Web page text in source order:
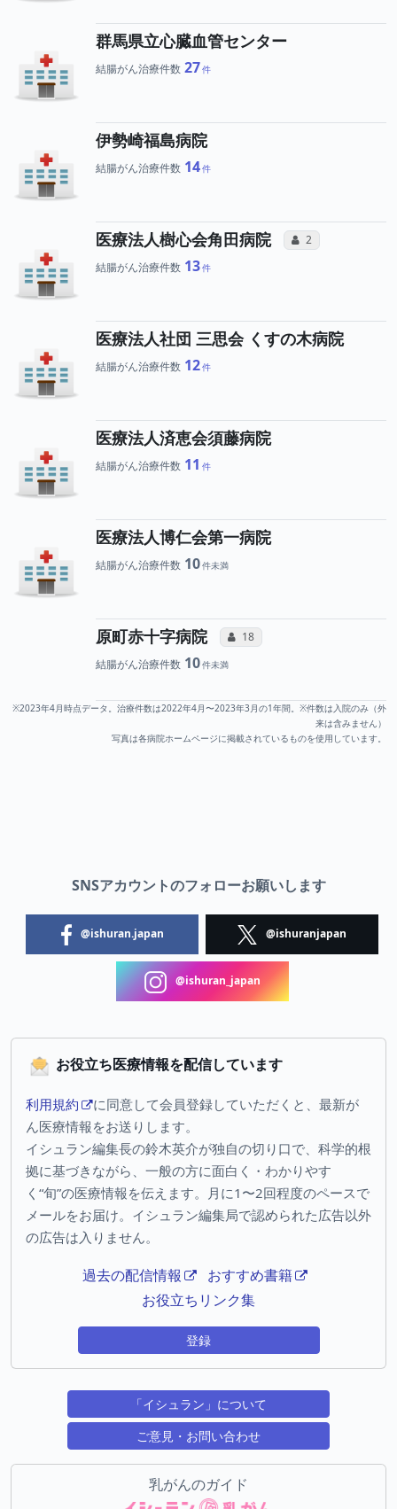
群馬県立心臓血管センター
結腸がん治療件数 27
伊勢崎福島病院
結腸がん治療件数 14
医療法人樹心会角田病院 コミュニケーショ
2 所属医師へ
結腸がん治療件数 13
医療法人社団 三思会 くすの木病院
結腸がん治療件数 12
医療法人済恵会須藤病院
結腸がん治療件数 11
医療法人博仁会第一病院
結腸がん治療件数 10
原町赤十字病院 コミュニケーション・タイプ（合
18 所属医師へのコミュ
結腸がん治療件数 10
※2023年4月時点データ。治療件数は2022年4月〜2023年3月の1年間。※件数は入院のみ（外
来は含みません）
写真は各病院ホームページに掲載されているものを使用しています。
SNSアカウントのフォローお願いします
@ishuran.japan @ishuranjapan
@ishuran_japan
お役立ち医療情報を配信しています
利用規約
に同意して会員登録していただくと、最新が
ん医療情報をお送りします。
イシュラン編集長の鈴木英介が独自の切り口で、科学的根
拠に基づきながら、一般の方に面白く・わかりやす
く“旬”の医療情報を伝えます。月に1〜2回程度のペースで
メールをお届け。イシュラン編集局で認められた広告以外
の広告は入りません。
過去の配信情報
おすすめ書籍
お役立ちリンク集
登録
「イシュラン」について
ご意見・お問い合わせ
乳がんのガイド